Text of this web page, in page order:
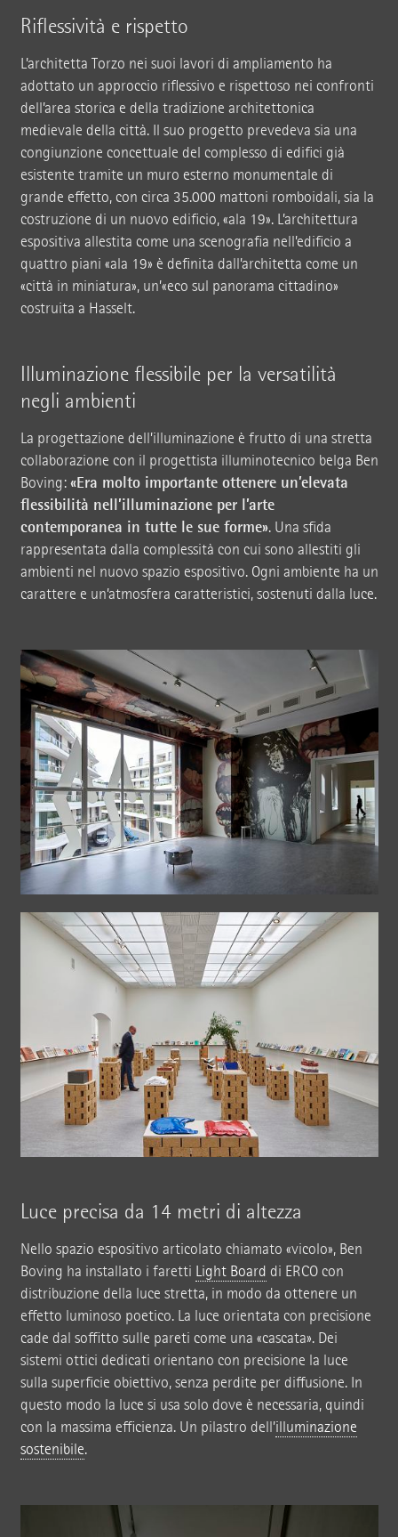
Riflessività e rispetto
L’architetta Torzo nei suoi lavori di ampliamento ha
adottato un approccio riflessivo e rispettoso nei confronti
dell’area storica e della tradizione architettonica
medievale della città. Il suo progetto prevedeva sia una
congiunzione concettuale del complesso di edifici già
esistente tramite un muro esterno monumentale di
grande effetto, con circa 35.000 mattoni romboidali, sia la
costruzione di un nuovo edificio, «ala 19». L’architettura
espositiva allestita come una scenografia nell’edificio a
quattro piani «ala 19» è definita dall’architetta come un
«città in miniatura», un’«eco sul panorama cittadino»
costruita a Hasselt.
Illuminazione flessibile per la versatilità
negli ambienti
La progettazione dell’illuminazione è frutto di una stretta
collaborazione con il progettista illuminotecnico belga Ben
Boving:«Era molto importante ottenere un’elevata
flessibilità nell’illuminazione per l’arte
contemporanea in tutte le sue forme». Una sfida
rappresentata dalla complessità con cui sono allestiti gli
ambienti nel nuovo spazio espositivo. Ogni ambiente ha un
carattere e un’atmosfera caratteristici, sostenuti dalla luce.
Luce precisa da 14 metri di altezza
Nello spazio espositivo articolato chiamato «vicolo», Ben
Boving ha installato i faretti Light Board di ERCO con
distribuzione della luce stretta, in modo da ottenere un
effetto luminoso poetico. La luce orientata con precisione
cade dal soffitto sulle pareti come una «cascata». Dei
sistemi ottici dedicati orientano con precisione la luce
sulla superficie obiettivo, senza perdite per diffusione. In
questo modo la luce si usa solo dove è necessaria, quindi
con la massima efficienza. Un pilastro dell’illuminazione
sostenibile.